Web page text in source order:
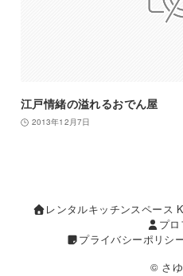
江戸情緒の溢れるおでん屋
2013年12月7日
レンタルキッチンスペース
プ
プライバシーポリシ
© さ